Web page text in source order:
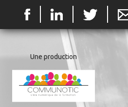
Une production